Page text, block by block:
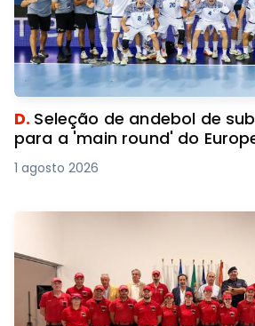
D. Seleção de andebol de
para a 'main round' do
1 agosto 2026